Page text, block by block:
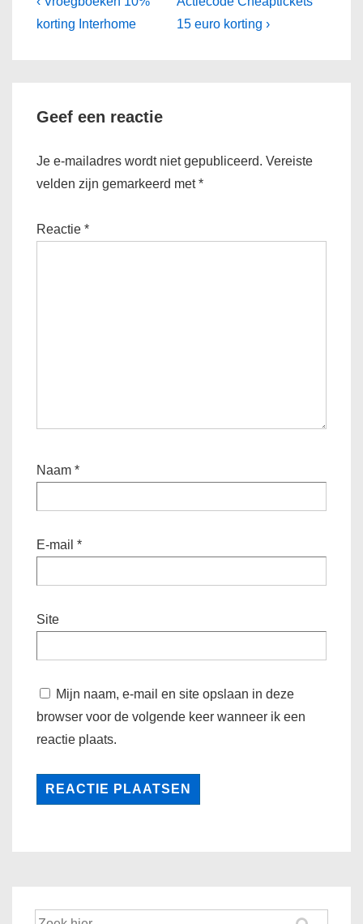
navigatie
bericht
korting Interhome
bericht
15 euro korting ›
Geef een reactie
Je e-mailadres wordt niet gepubliceerd. Vereiste
velden zijn gemarkeerd met*
Reactie *
Naam *
E-mail *
Site
Mijn naam, e-mail en site opslaan in deze
browser voor de volgende keer wanneer ik een
reactie plaats.
Zoek